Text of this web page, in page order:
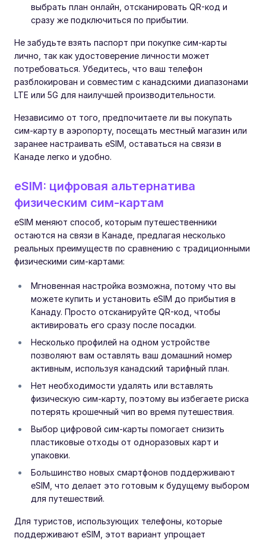
выбрать план онлайн, отсканировать QR-код и
сразу же подключиться по прибытии.
Не забудьте взять паспорт при покупке сим-карты
лично, так как удостоверение личности может
потребоваться. Убедитесь, что ваш телефон
разблокирован и совместим с канадскими диапазонами
LTE или 5G для наилучшей производительности.
Независимо от того, предпочитаете ли вы покупать
сим-карту в аэропорту, посещать местный магазин или
заранее настраивать eSIM, оставаться на связи в
Канаде легко и удобно.
eSIM: цифровая альтернатива
физическим сим-картам
eSIM меняют способ, которым путешественники
остаются на связи в Канаде, предлагая несколько
реальных преимуществ по сравнению с традиционными
физическими сим-картами:
Мгновенная настройка возможна, потому что вы
можете купить и установить eSIM до прибытия в
Канаду. Просто отсканируйте QR-код, чтобы
активировать его сразу после посадки.
Несколько профилей на одном устройстве
позволяют вам оставлять ваш домашний номер
активным, используя канадский тарифный план.
Нет необходимости удалять или вставлять
физическую сим-карту, поэтому вы избегаете риска
потерять крошечный чип во время путешествия.
Выбор цифровой сим-карты помогает снизить
пластиковые отходы от одноразовых карт и
упаковки.
Большинство новых смартфонов поддерживают
eSIM, что делает это готовым к будущему выбором
для путешествий.
Для туристов, использующих телефоны, которые
поддерживают eSIM, этот вариант упрощает